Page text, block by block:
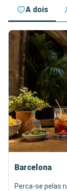
A dois
Barcelona
Perca-se pelas